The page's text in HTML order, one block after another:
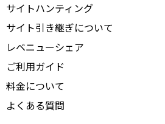
サイトハンティング
サイト引き継ぎについて
レベニューシェア
ご利用ガイド
料金について
よくある質問